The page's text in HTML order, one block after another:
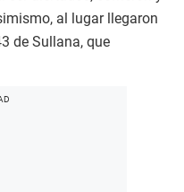
al lugar llegaron
de Sullana, que